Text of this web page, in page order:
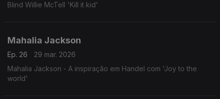
Blind Willie McTell 'Kill it kid'
Mahalia Jackson
Ep. 26
29 mar. 2026
Mahalia Jackson - A inspiração em Handel com 'Joy to the
world'